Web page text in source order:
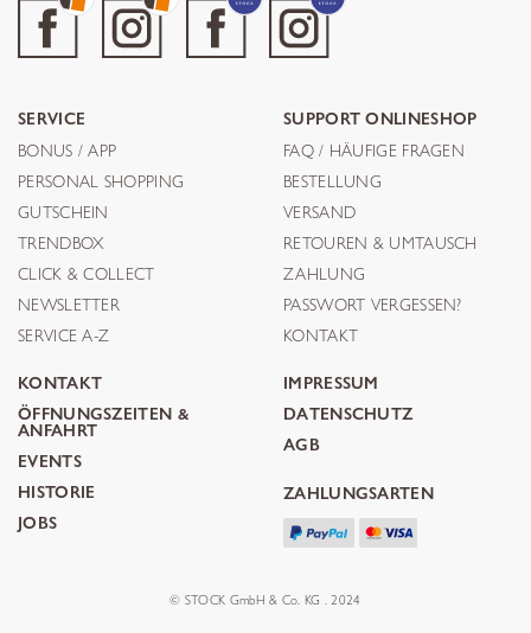
SERVICE
BONUS / APP
PERSONAL SHOPPING
GUTSCHEIN
TRENDBOX
CLICK & COLLECT
NEWSLETTER
SERVICE A-Z
SUPPORT ONLINESHOP
FAQ / HÄUFIGE FRAGEN
BESTELLUNG
VERSAND
RETOUREN & UMTAUSCH
ZAHLUNG
PASSWORT VERGESSEN?
KONTAKT
KONTAKT
ÖFFNUNGSZEITEN &
ANFAHRT
EVENTS
HISTORIE
JOBS
IMPRESSUM
DATENSCHUTZ
AGB
ZAHLUNGSARTEN
© STOCK GmbH & Co. KG . 2024